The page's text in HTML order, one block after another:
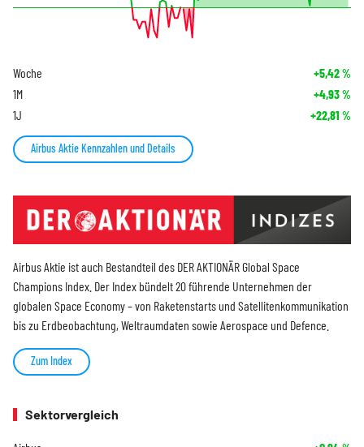
Woche +5,42%
1M +4,93%
1J +22,81 %
Airbus Aktie Kennzahlen und Details
Airbus Aktie ist auch Bestandteil des DER AKTIONÄR Global Space
Champions Index. Der Index bündelt 20 führende Unternehmen der
globalen Space Economy – von Raketenstarts und Satellitenkommunikation
bis zu Erdbeobachtung, Weltraumdaten sowie Aerospace und Defence.
Zum Index
Sektorvergleich